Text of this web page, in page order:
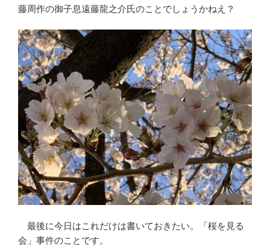
藤周作の御子息遠藤龍之介氏のことでしょうかねえ？
最後に今日はこれだけは書いておきたい。「桜を見る
会」事件のことです。